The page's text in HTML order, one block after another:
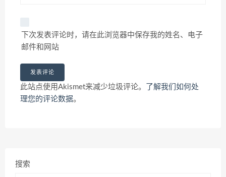
下次发表评论时，请在此浏览器中保存我的姓名、电子
邮件和网站
此站点使用Akismet来减少垃圾评论。
了解我们如何处
理您的评论数据。
搜索